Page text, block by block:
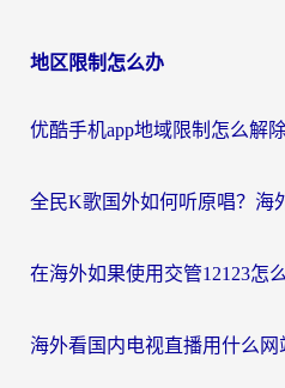
地区限制怎么办